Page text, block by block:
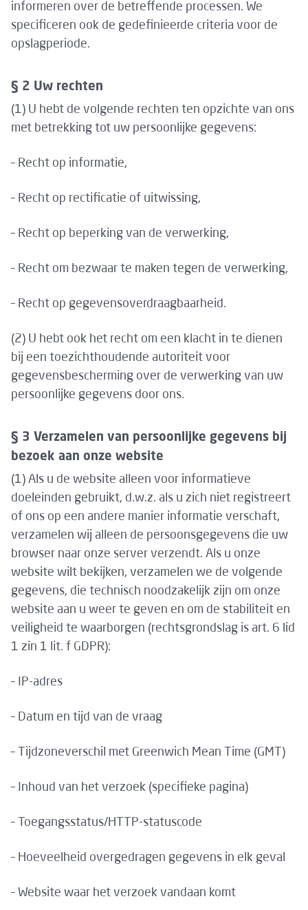
informeren over de betreffende processen. We
specificeren ook de gedefinieerde criteria voor de
opslagperiode.
§ 2 Uw rechten
(1) U hebt de volgende rechten ten opzichte van ons
met betrekking tot uw persoonlijke gegevens:
– Recht op informatie,
– Recht op rectificatie of uitwissing,
– Recht op beperking van de verwerking,
– Recht om bezwaar te maken tegen de verwerking,
– Recht op gegevensoverdraagbaarheid.
(2) U hebt ook het recht om een klacht in te dienen
bij een toezichthoudende autoriteit voor
gegevensbescherming over de verwerking van uw
persoonlijke gegevens door ons.
§ 3 Verzamelen van persoonlijke gegevens bij
bezoek aan onze website
(1) Als u de website alleen voor informatieve
doeleinden gebruikt, d.w.z. als u zich niet registreert
of ons op een andere manier informatie verschaft,
verzamelen wij alleen de persoonsgegevens die uw
browser naar onze server verzendt. Als u onze
website wilt bekijken, verzamelen we de volgende
gegevens, die technisch noodzakelijk zijn om onze
website aan u weer te geven en om de stabiliteit en
veiligheid te waarborgen (rechtsgrondslag is art. 6 lid
1 zin 1 lit. f GDPR):
– IP-adres
– Datum en tijd van de vraag
– Tijdzoneverschil met Greenwich Mean Time (GMT)
– Inhoud van het verzoek (specifieke pagina)
– Toegangsstatus/HTTP-statuscode
– Hoeveelheid overgedragen gegevens in elk geval
– Website waar het verzoek vandaan komt